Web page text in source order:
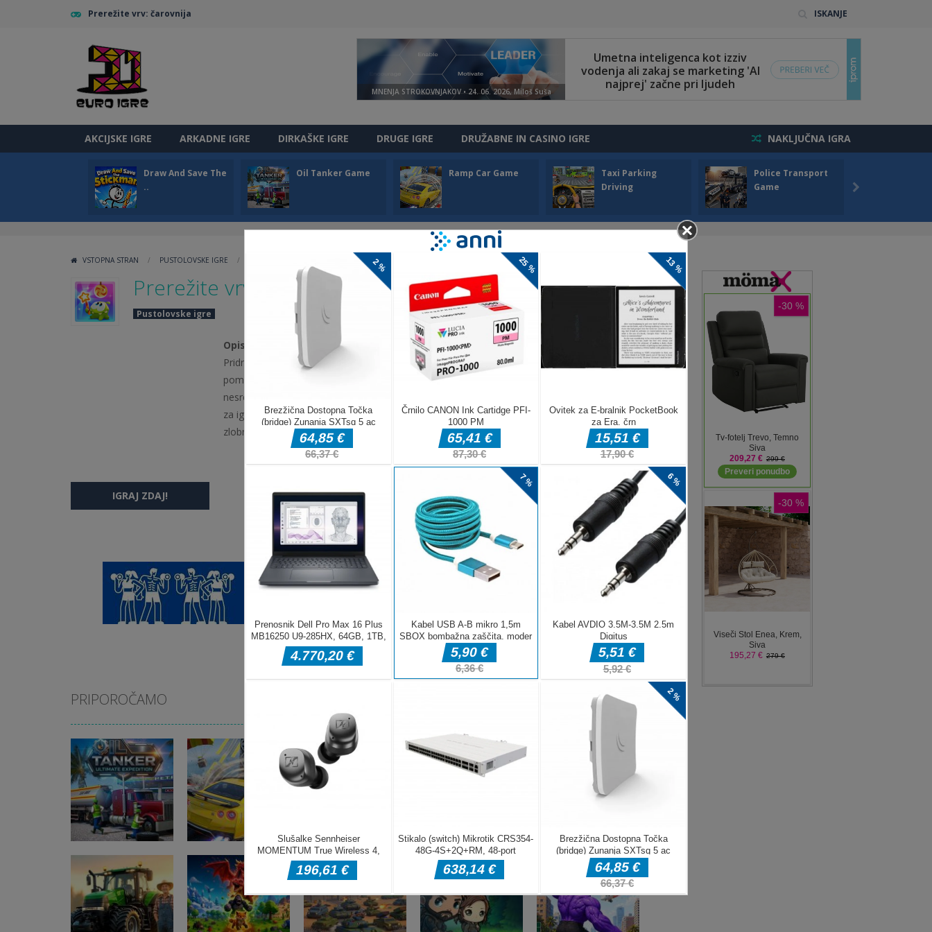
Prerežite vrv: čarovnija ISKANJE
AKCIJSKE IGRE ARKADNE IGRE DIRKAŠKE IGRE DRUGE IGRE DRUŽABNE IN CASINO IGRE NAKLJUČNA IGRA
Draw And Save The
..
Oil Tanker Game Ramp Car Game
Taxi Parking
Driving
Police Transport
Game

VSTOPNA STRAN / PUSTOLOVSKE IGRE /
Prerežite vrv: čarovnija
Pustolovske igre
Opis igre
Pridružite se najnovejši pustolovščini Om Noma in ga spremenite v čarobne oblike, da boste
pomagali ljubki mali pošasti povrniti sladkarije, ki jih je ukradel hudobni čarovnik! Čarobna
nesreča je Om Nom po nesreči teleportirala v mistični svet, napolnjen z zahtevnimi uganki
za igralce vseh starosti. Ali lahko s pomočjo novih znanj Om Nom rešite trike in pasti
zlobnega čarovnika?
IGRAJ ZDAJ!
DELJENJE
PRIPOROČAMO
Pustolovske igre
Oil Tanker Game
Pustolovske igre
Ramp Car Game
Pustolovske igre
Taxi Parking
Driving
Pustolovske igre
Police Transport
Game
Pustolovske igre
Offroad Truck
Driving Game